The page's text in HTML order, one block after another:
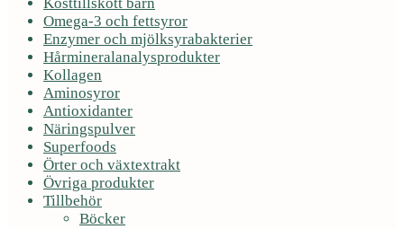
Kosttillskott barn
Omega-3 och fettsyror
Enzymer och mjölksyrabakterier
Hårmineralanalysprodukter
Kollagen
Aminosyror
Antioxidanter
Näringspulver
Superfoods
Örter och växtextrakt
Övriga produkter
Tillbehör
Böcker